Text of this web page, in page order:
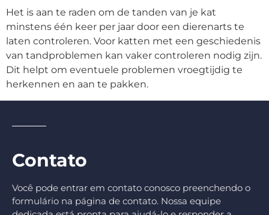
Het is aan te raden om de tanden van je kat
minstens één keer per jaar door een dierenarts te
laten controleren. Voor katten met een geschiedenis
van tandproblemen kan vaker controleren nodig zijn.
Dit helpt om eventuele problemen vroegtijdig te
herkennen en aan te pakken.
Contato
Você pode entrar em contato conosco preenchendo o
formulário na página de contato. Nossa equipe